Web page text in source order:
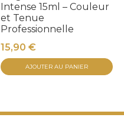
Intense 15ml – Couleur
et Tenue
Professionnelle
15,90 €
AJOUTER AU PANIER